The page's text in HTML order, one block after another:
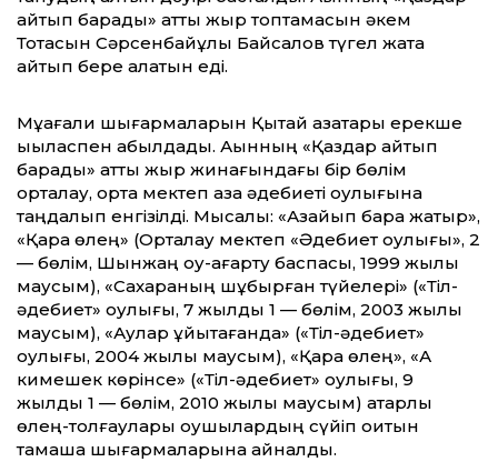
қайтып барады» атты жыр топтамасын әкем
Тоқтасын Сәрсенбайұлы Байсалов түгел жатқа
айтып бере алатын еді.
Мұқағали шығармаларын Қытай қазақтары ерекше
ықыласпен қабылдады. Ақынның «Қаздар қайтып
барады» атты жыр жинағындағы бір бөлім
орталау, орта мектеп қазақ әдебиеті оқулығына
таңдалып енгізілді. Мысалы: «Азайып бара жатыр»,
«Қара өлең» (Орталау мектеп «Әдебиет оқулығы», 2
— бөлім, Шынжаң оқу-ағарту баспасы, 1999 жылы
маусым), «Сахараның шұбырған түйелері» («Тіл-
әдебиет» оқулығы, 7 жылдық 1 — бөлім, 2003 жылы
маусым), «Аққулар ұйықтағанда» («Тіл-әдебиет»
оқулығы, 2004 жылы маусым), «Қара өлең», «Ақ
кимешек көрінсе» («Тіл-әдебиет» оқулығы, 9
жылдық 1 — бөлім, 2010 жылы маусым) қатарлы
өлең-толғаулары оқушылардың сүйіп оқитын
тамаша шығармаларына айналды.